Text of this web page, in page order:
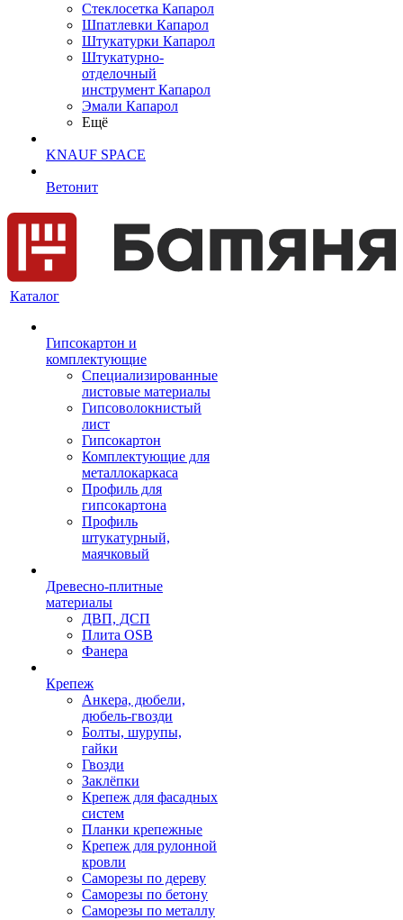
Cтеклосетка Капарол
Шпатлевки Капарол
Штукатурки Капарол
Штукатурно-
отделочный
инструмент Капарол
Эмали Капарол
Ещё
KNAUF SPACE
Ветонит
Каталог
Гипсокартон и
комплектующие
Специализированные
листовые материалы
Гипсоволокнистый
лист
Гипсокартон
Комплектующие для
металлокаркаса
Профиль для
гипсокартона
Профиль
штукатурный,
маячковый
Древесно-плитные
материалы
ДВП, ДСП
Плита OSB
Фанера
Крепеж
Анкера, дюбели,
дюбель-гвозди
Болты, шурупы,
гайки
Гвозди
Заклёпки
Крепеж для фасадных
систем
Планки крепежные
Крепеж для рулонной
кровли
Саморезы по дереву
Саморезы по бетону
Саморезы по металлу